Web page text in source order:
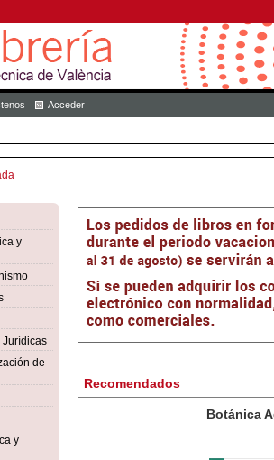
Acceder
y
Jurídicas
de
y
Recomendados
Botánica Agroalimentaria